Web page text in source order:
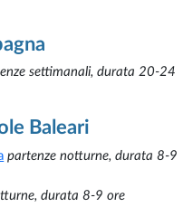
settimanali, durata 20-24
Baleari
partenze notturne, durata 8-9
durata 8-9 ore